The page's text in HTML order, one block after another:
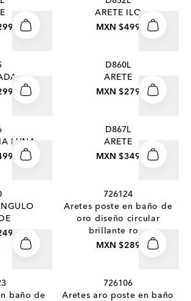
ARETE ILO
MXN $499
D860L
ARETE
MXN $279
LUNA
D867L
ARETE
MXN $349
726124
Aretes poste en baño de
oro diseño circular
brillante rosa
MXN $289
baño de
726106
Aretes aro poste en baño